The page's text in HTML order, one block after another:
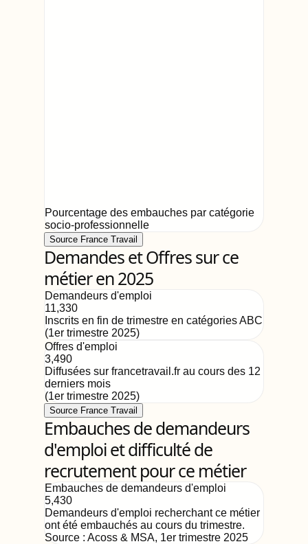
Pourcentage des embauches par catégorie
socio-professionnelle
Source France Travail
Demandes et Offres sur ce
métier en 2025
Demandeurs d'emploi
11,330
Inscrits en fin de trimestre en catégories ABC
(1er trimestre 2025)
Offres d'emploi
3,490
Diffusées sur francetravail.fr au cours des 12
derniers mois
(1er trimestre 2025)
Source France Travail
Embauches de demandeurs
d'emploi et difficulté de
recrutement pour ce métier
Embauches de demandeurs d'emploi
5,430
Demandeurs d'emploi recherchant ce métier
ont été embauchés au cours du trimestre.
Source : Acoss & MSA, 1er trimestre 2025